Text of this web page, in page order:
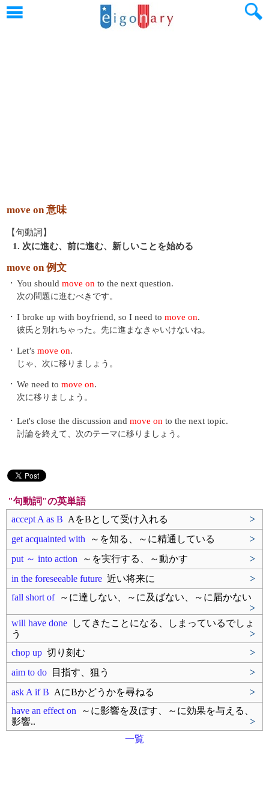
move on 意味
【句動詞】
1. 次に進む、前に進む、新しいことを始める
move on 例文
・ You should move on to the next question.
次の問題に進むべきです。
・ I broke up with boyfriend, so I need to move on.
彼氏と別れちゃった。先に進まなきゃいけないね。
・ Let’s move on.
じゃ、次に移りましょう。
・ We need to move on.
次に移りましょう。
・ Let's close the discussion and move on to the next topic.
討論を終えて、次のテーマに移りましょう。
"句動詞"の英単語
accept A as B AをBとして受け入れる
>
get acquainted with ～を知る、～に精通している
>
put ～ into action ～を実行する、～動かす
>
in the foreseeable future 近い将来に
>
fall short of～に達しない、～に及ばない、～に届かない
>
will have done してきたことになる、しまっているでしょ
う
>
chop up 切り刻む
>
aim to do 目指す、狙う
>
ask A if B AにBかどうかを尋ねる
>
have an effect on ～に影響を及ぼす、～に効果を与える、
影響..
>
一覧